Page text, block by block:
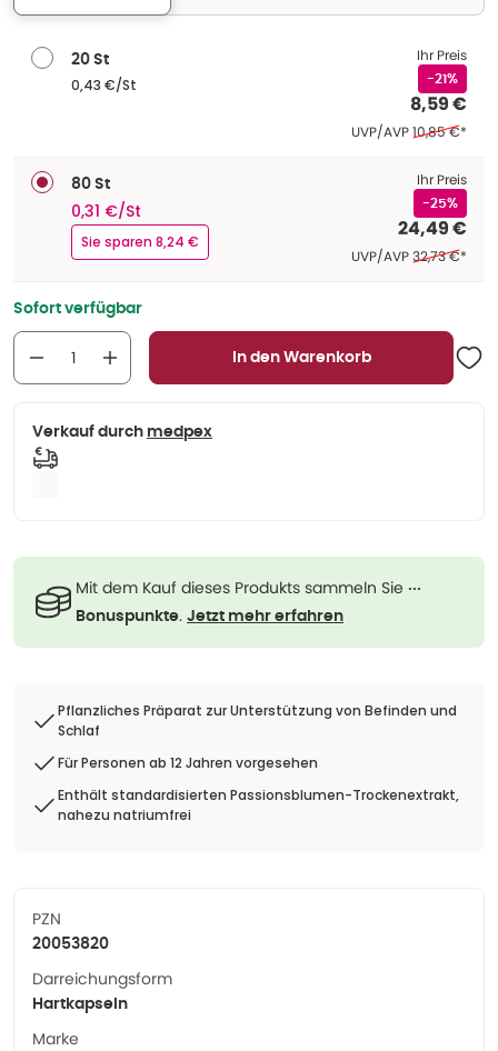
20 St
0,43 €/St
Ihr Preis
-21%
8,59 €
UVP/AVPEhemaliger
10,85 €*
80 St
0,31 €/St
Sie sparen 8,24 €
Ihr Preis
-25%
24,49 €
UVP/AVPEhemaliger
32,73 €*
Sofort verfügbar
In den Warenkorb
Verkauf durch medpex
Mit dem Kauf dieses Produkts sammeln Sie ···
Bonuspunkte. Jetzt mehr erfahren
Pflanzliches Präparat zur Unterstützung von Befinden und
Schlaf
Für Personen ab 12 Jahren vorgesehen
Enthält standardisierten Passionsblumen-Trockenextrakt,
nahezu natriumfrei
PZN
20053820
Darreichungsform
Hartkapseln
Marke